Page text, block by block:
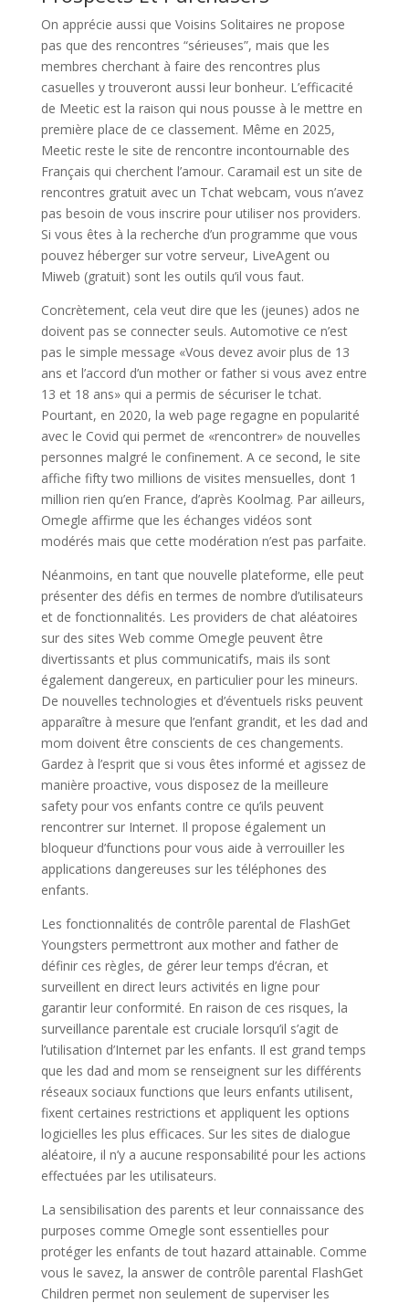
On apprécie aussi que Voisins Solitaires ne propose
pas que des rencontres “sérieuses”, mais que les
membres cherchant à faire des rencontres plus
casuelles y trouveront aussi leur bonheur. L’efficacité
de Meetic est la raison qui nous pousse à le mettre en
première place de ce classement. Même en 2025,
Meetic reste le site de rencontre incontournable des
Français qui cherchent l’amour. Caramail est un site de
rencontres gratuit avec un Tchat webcam, vous n’avez
pas besoin de vous inscrire pour utiliser nos providers.
Si vous êtes à la recherche d’un programme que vous
pouvez héberger sur votre serveur, LiveAgent ou
Miweb (gratuit) sont les outils qu’il vous faut.
Concrètement, cela veut dire que les (jeunes) ados ne
doivent pas se connecter seuls. Automotive ce n’est
pas le simple message «Vous devez avoir plus de 13
ans et l’accord d’un mother or father si vous avez entre
13 et 18 ans» qui a permis de sécuriser le tchat.
Pourtant, en 2020, la web page regagne en popularité
avec le Covid qui permet de «rencontrer» de nouvelles
personnes malgré le confinement. A ce second, le site
affiche fifty two millions de visites mensuelles, dont 1
million rien qu’en France, d’après Koolmag. Par ailleurs,
Omegle affirme que les échanges vidéos sont
modérés mais que cette modération n’est pas parfaite.
Néanmoins, en tant que nouvelle plateforme, elle peut
présenter des défis en termes de nombre d’utilisateurs
et de fonctionnalités. Les providers de chat aléatoires
sur des sites Web comme Omegle peuvent être
divertissants et plus communicatifs, mais ils sont
également dangereux, en particulier pour les mineurs.
De nouvelles technologies et d’éventuels risks peuvent
apparaître à mesure que l’enfant grandit, et les dad and
mom doivent être conscients de ces changements.
Gardez à l’esprit que si vous êtes informé et agissez de
manière proactive, vous disposez de la meilleure
safety pour vos enfants contre ce qu’ils peuvent
rencontrer sur Internet. Il propose également un
bloqueur d’functions pour vous aide à verrouiller les
applications dangereuses sur les téléphones des
enfants.
Les fonctionnalités de contrôle parental de FlashGet
Youngsters permettront aux mother and father de
définir ces règles, de gérer leur temps d’écran, et
surveillent en direct leurs activités en ligne pour
garantir leur conformité. En raison de ces risques, la
surveillance parentale est cruciale lorsqu’il s’agit de
l’utilisation d’Internet par les enfants. Il est grand temps
que les dad and mom se renseignent sur les différents
réseaux sociaux functions que leurs enfants utilisent,
fixent certaines restrictions et appliquent les options
logicielles les plus efficaces. Sur les sites de dialogue
aléatoire, il n’y a aucune responsabilité pour les actions
effectuées par les utilisateurs.
La sensibilisation des parents et leur connaissance des
purposes comme Omegle sont essentielles pour
protéger les enfants de tout hazard attainable. Comme
vous le savez, la answer de contrôle parental FlashGet
Children permet non seulement de superviser les